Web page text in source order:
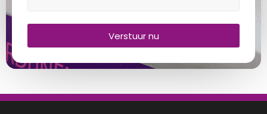
Verstuur nu